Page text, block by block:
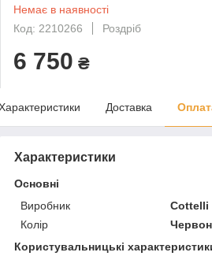
Немає в наявності
Код: 2210266
Роздріб
6 750 ₴
Доставка
Характеристики
Основні
Виробник
Cottelli
Колір
Користувальницькі